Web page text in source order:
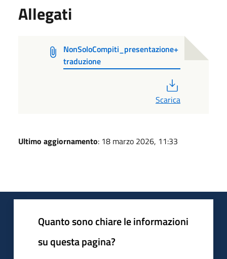
Allegati
NonSoloCompiti_presentazione+
traduzione
Scarica
Ultimo aggiornamento: 18 marzo 2026, 11:33
Quanto sono chiare le informazioni
su questa pagina?